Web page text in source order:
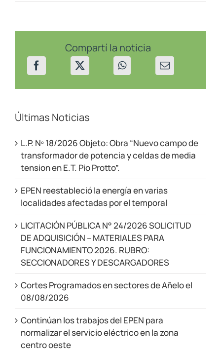
en
Compartí la noticia
Últimas Noticias
L.P. Nº 18/2026 Objeto: Obra “Nuevo campo de
transformador de potencia y celdas de media
tension en E.T. Pio Protto”.
EPEN reestableció la energía en varias
localidades afectadas por el temporal
LICITACIÓN PÚBLICA N° 24/2026 SOLICITUD
DE ADQUISICIÓN – MATERIALES PARA
FUNCIONAMIENTO 2026. RUBRO:
SECCIONADORES Y DESCARGADORES
Cortes Programados en sectores de Añelo el
08/08/2026
Continúan los trabajos del EPEN para
normalizar el servicio eléctrico en la zona
centro oeste